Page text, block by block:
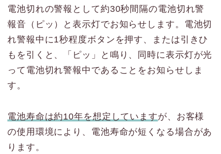
電池切れの警報として約30秒間隔の電池切れ警
報音（ピッ）と表示灯でお知らせします。電池切
れ警報中に1秒程度ボタンを押す、または引きひ
もを引くと、「ピッ」と鳴り、同時に表示灯が光
って電池切れ警報中であることをお知らせしま
す。
電池寿命は約10年を想定していますが、お客様
の使用環境により、電池寿命が短くなる場合があ
ります。